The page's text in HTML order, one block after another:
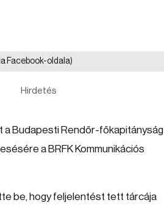
Facebook-oldala)
Hirdetés
a Budapesti Rendőr-főkapitányság
a BRFK Kommunikációs
be, hogy feljelentést tett tárcája